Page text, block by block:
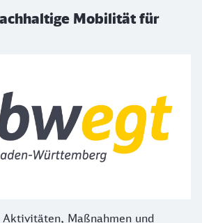
Mobilität für
Maßnahmen und